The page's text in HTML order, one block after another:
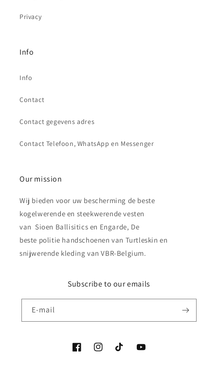
Privacy
Info
Info
Contact
Contact gegevens adres
Contact Telefoon, WhatsApp en Messenger
Our mission
Wij bieden voor uw bescherming de beste
kogelwerende en steekwerende vesten
van Sioen Ballisitics en Engarde, De
beste politie handschoenen van Turtleskin en
snijwerende kleding van VBR-Belgium.
Subscribe to our emails
E‑mail
FacebookInstagramTikTok YouTube